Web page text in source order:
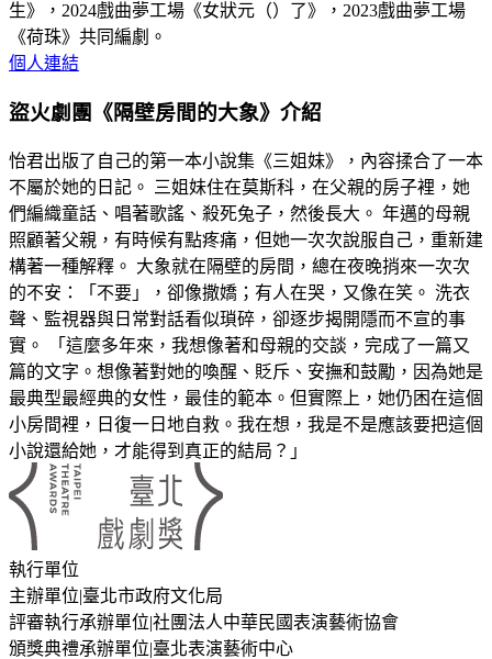
生》，2024戲曲夢工場《女狀元（）了》，2023戲曲夢工場
《荷珠》共同編劇。
個人連結
盜火劇團《隔壁房間的大象》介紹
怡君出版了自己的第一本小說集《三姐妹》，內容揉合了一本
不屬於她的日記。 三姐妹住在莫斯科，在父親的房子裡，她
們編織童話、唱著歌謠、殺死兔子，然後長大。 年邁的母親
照顧著父親，有時候有點疼痛，但她一次次說服自己，重新建
構著一種解釋。 大象就在隔壁的房間，總在夜晚捎來一次次
的不安：「不要」，卻像撒嬌；有人在哭，又像在笑。 洗衣
聲、監視器與日常對話看似瑣碎，卻逐步揭開隱而不宣的事
實。 「這麼多年來，我想像著和母親的交談，完成了一篇又
篇的文字。想像著對她的喚醒、貶斥、安撫和鼓勵，因為她是
最典型最經典的女性，最佳的範本。但實際上，她仍困在這個
小房間裡，日復一日地自救。我在想，我是不是應該要把這個
小說還給她，才能得到真正的結局？」
執行單位
主辦單位|臺北市政府文化局
評審執行承辦單位|社團法人中華民國表演藝術協會
頒獎典禮承辦單位|臺北表演藝術中心